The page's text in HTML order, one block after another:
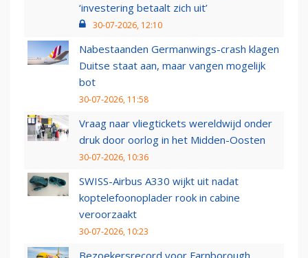
‘investering betaalt zich uit’
30-07-2026, 12:10
Nabestaanden Germanwings-crash klagen
Duitse staat aan, maar vangen mogelijk
bot
30-07-2026, 11:58
Vraag naar vliegtickets wereldwijd onder
druk door oorlog in het Midden-Oosten
30-07-2026, 10:36
SWISS-Airbus A330 wijkt uit nadat
koptelefoonoplader rook in cabine
veroorzaakt
30-07-2026, 10:23